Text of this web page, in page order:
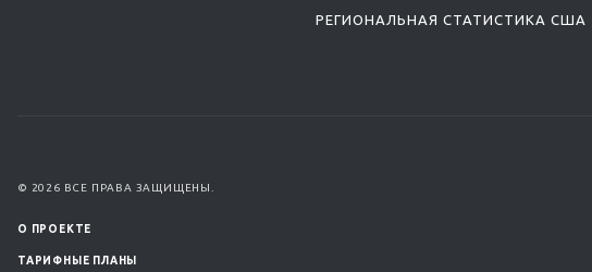
РЕГИОНАЛЬНАЯ СТАТИСТИКА США
© 2026 ВСЕ ПРАВА ЗАЩИЩЕНЫ.
О ПРОЕКТЕ
ТАРИФНЫЕ ПЛАНЫ